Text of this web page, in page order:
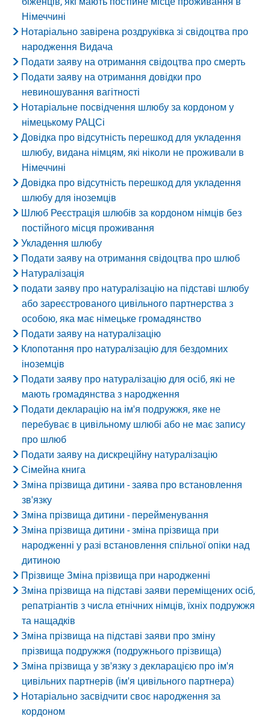
Німеччині
Нотаріально завірена роздруківка зі свідоцтва про
народження Видача
Подати заяву на отримання свідоцтва про смерть
Подати заяву на отримання довідки про
невиношування вагітності
Нотаріальне посвідчення шлюбу за кордоном у
німецькому РАЦСі
Довідка про відсутність перешкод для укладення
шлюбу, видана німцям, які ніколи не проживали в
Німеччині
Довідка про відсутність перешкод для укладення
шлюбу для іноземців
Шлюб Реєстрація шлюбів за кордоном німців без
постійного місця проживання
Укладення шлюбу
Подати заяву на отримання свідоцтва про шлюб
Натуралізація
подати заяву про натуралізацію на підставі шлюбу
або зареєстрованого цивільного партнерства з
особою, яка має німецьке громадянство
Подати заяву на натуралізацію
Клопотання про натуралізацію для бездомних
іноземців
Подати заяву про натуралізацію для осіб, які не
мають громадянства з народження
Подати декларацію на ім'я подружжя, яке не
перебуває в цивільному шлюбі або не має запису
про шлюб
Подати заяву на дискреційну натуралізацію
Сімейна книга
Зміна прізвища дитини - заява про встановлення
зв'язку
Зміна прізвища дитини - перейменування
Зміна прізвища дитини - зміна прізвища при
народженні у разі встановлення спільної опіки над
дитиною
Прізвище Зміна прізвища при народженні
Зміна прізвища на підставі заяви переміщених осіб,
репатріантів з числа етнічних німців, їхніх подружжя
та нащадків
Зміна прізвища на підставі заяви про зміну
прізвища подружжя (подружнього прізвища)
Зміна прізвища у зв'язку з декларацією про ім'я
цивільних партнерів (ім'я цивільного партнера)
Нотаріально засвідчити своє народження за
кордоном